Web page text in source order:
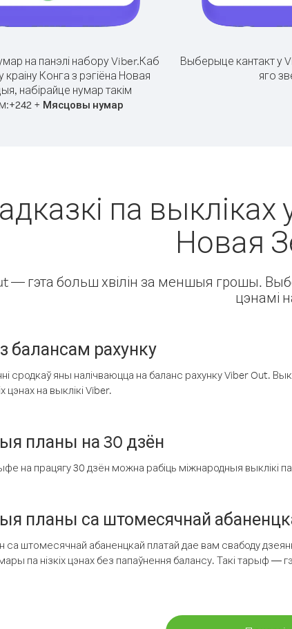
на панэлі набору Viber.Каб
краіну Конга з рэгіёна Новая
набірайце нумар такім
+242+ Мясцовы нумар
Выберыце кантакт у
яго
па выкліках
Новая
— гэта больш хвілін за меншыя грошы.
цэнамі
балансам рахунку
сродкаў яны налічваюцца на баланс рахунку Viber Out.
цэнах на выклікі Viber.
планы на 30 дзён
на працягу 30 дзён можна рабіць міжнародныя выклікі па
планы са штомесячнай
штомесячнай абаненцкай платай дае вам свабоду
па нізкіх цэнах без папаўнення балансу. Такі тарыф —